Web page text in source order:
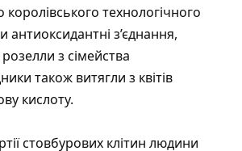
технологічного
антиоксидантні з’єднання,
з сімейства
також витягли з квітів
кислоту.
стовбурових клітин людини